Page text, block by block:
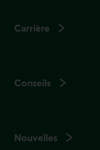
Carrière
Conseils
Nouvelles